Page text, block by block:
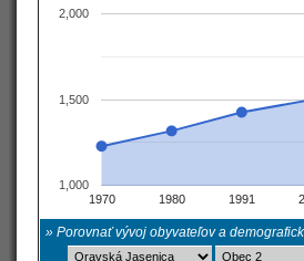
1970 1980 1991
1,000
1,500
2,000
» Porovnať vývoj obyvateľov a